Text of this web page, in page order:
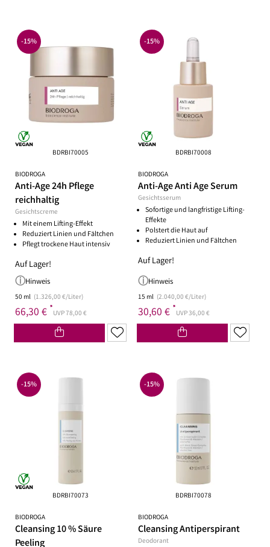
BDRBI70005
BIODROGA
Anti-Age 24h Pflege
reichhaltig
Gesichtscreme
Mit einem Lifting-Effekt
Reduziert Linien und Fältchen
Pflegt trockene Haut intensiv
Auf Lager!
Hinweis
50 ml (1.326,00 €/Liter)
66,30 € *UVP 78,00 €
-15%
BDRBI70008
BIODROGA
Anti-Age Anti Age Serum
Gesichtsserum
Sofortige und langfristige Lifting-
Effekte
Polstert die Haut auf
Reduziert Linien und Fältchen
Auf Lager!
Hinweis
15 ml (2.040,00 €/Liter)
30,60 € *UVP 36,00 €
-15%
BDRBI70073
BIODROGA
Cleansing 10 % Säure
Peeling
-15%
BDRBI70078
BIODROGA
Cleansing Antiperspirant
Deodorant
-15%